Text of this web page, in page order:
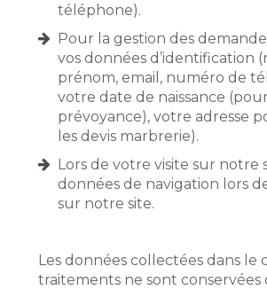
téléphone).
Pour la gestion des
vos données d’identification
prénom, email, numéro de
votre date de naissance
prévoyance), votre adresse
les devis marbrerie).
Lors de votre visite sur notre
données de navigation lors
sur notre site.
Les données collectées dans le
traitements ne sont